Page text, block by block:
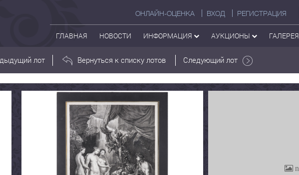
ОНЛАЙН-ОЦЕНКА ВХОД РЕГИСТРАЦИЯ
ГЛАВНАЯ НОВОСТИ ИНФОРМАЦИЯ АУКЦИОНЫ ГАЛЕРЕЯ
лот Вернуться к списку лотов Следующий лот